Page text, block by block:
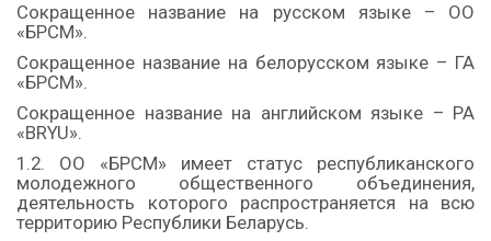
Сокращенное название на русском языке – ОО
«БРСМ».
Сокращенное название на белорусском языке – ГА
«БРСМ».
Сокращенное название на английском языке – PA
«BRYU».
1.2. ОО «БРСМ» имеет статус республиканского
молодежного общественного объединения,
деятельность которого распространяется на всю
территорию Республики Беларусь.